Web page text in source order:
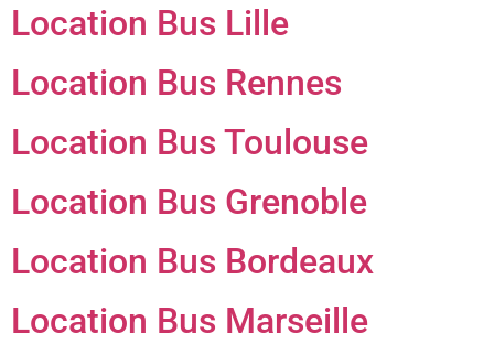
Location Bus Lille
Location Bus Rennes
Location Bus Toulouse
Location Bus Grenoble
Location Bus Bordeaux
Location Bus Marseille